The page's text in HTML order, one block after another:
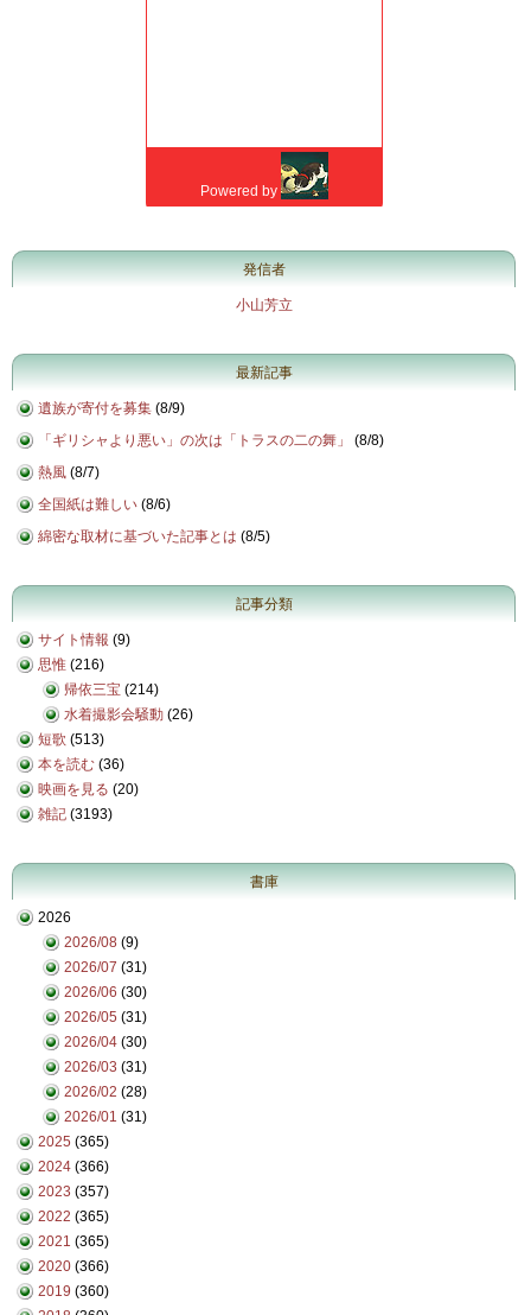
発信者
小山芳立
最新記事
遺族が寄付を募集 (8/9)
「ギリシャより悪い」の次は「トラスの二の舞」
(8/8)
熱風 (8/7)
全国紙は難しい (8/6)
綿密な取材に基づいた記事とは (8/5)
記事分類
サイト情報 (9)
思惟 (216)
帰依三宝 (214)
水着撮影会騒動 (26)
短歌 (513)
本を読む (36)
映画を見る (20)
雑記 (3193)
書庫
2026
2026/08 (9)
2026/07 (31)
2026/06 (30)
2026/05 (31)
2026/04 (30)
2026/03 (31)
2026/02 (28)
2026/01 (31)
2025 (365)
2024 (366)
2023 (357)
2022 (365)
2021 (365)
2020 (366)
2019 (360)